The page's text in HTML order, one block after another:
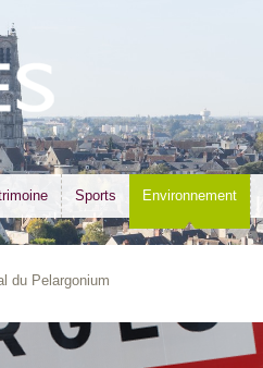
Sports Environnement
du Pelargonium